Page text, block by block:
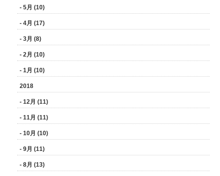
- 5月 (10)
- 4月 (17)
- 3月 (8)
- 2月 (10)
- 1月 (10)
2018
- 12月 (11)
- 11月 (11)
- 10月 (10)
- 9月 (11)
- 8月 (13)